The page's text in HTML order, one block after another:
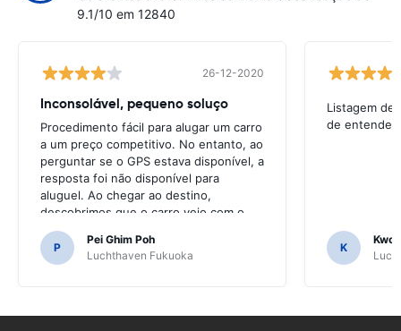
9.1/10 em 12840
26-12-2020
Inconsolável, pequeno soluço
Procedimento fácil para alugar um carro
a um preço competitivo. No entanto, ao
perguntar se o GPS estava disponível, a
resposta foi não disponível para
aluguel. Ao chegar ao destino,
descobrimos que o carro veio com o
GPS.Teria sido terrível se tivéssemos
decidido comprar um GPS, pois era
necessário navegar nas estradas
P
Pei Ghim Poh
Luchthaven Fukuoka
Listagem de
de entender
K